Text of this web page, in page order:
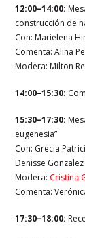
12:00–14:00:
construcción de
Con: Marielena
Comenta: Alina
Modera: Milton
14:00–15:30:
15:30–17:30:
eugenesia”
Con: Grecia
Denisse
Modera: Cristina
Comenta:
17:30–18:00: